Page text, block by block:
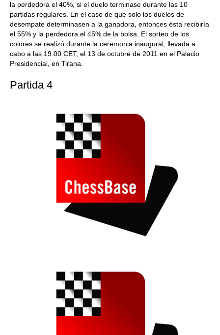
la perdedora el 40%, si el duelo terminase durante las 10
partidas regulares. En el caso de que solo los duelos de
desempate determinasen a la ganadora, entonces ésta recibiría
el 55% y la perdedora el 45% de la bolsa. El sorteo de los
colores se realizó durante la ceremonia inaugural, llevada a
cabo a las 19:00 CET, el 13 de octubre de 2011 en el Palacio
Presidencial, en Tirana.
Partida 4